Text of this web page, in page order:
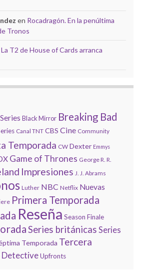
en Rocadragón. En la penúltima
Tronos
La T2 de House of Cards arranca
Black Mirror Breaking Bad
Canal TNT CBS Cine Community
Temporada CW Dexter Emmys
Game of Thrones George R. R.
Impresiones J. J. Abrams
Luther NBC Netflix Nuevas
Primera Temporada
Reseña Season Finale
Series británicas Series
Temporada Tercera
DetectiveUpfronts